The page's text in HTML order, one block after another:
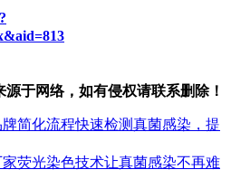
于网络，如有侵权请联系删除！
简化流程快速检测真菌感染，提
荧光染色技术让真菌感染不再难